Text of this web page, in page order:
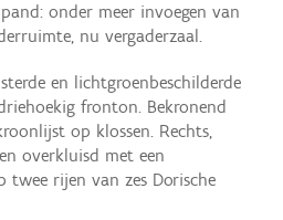
onder meer invoegen van
nu vergaderzaal.
en lichtgroenbeschilderde
fronton. Bekronend
op klossen. Rechts,
overkluisd met een
twee rijen van zes Dorische